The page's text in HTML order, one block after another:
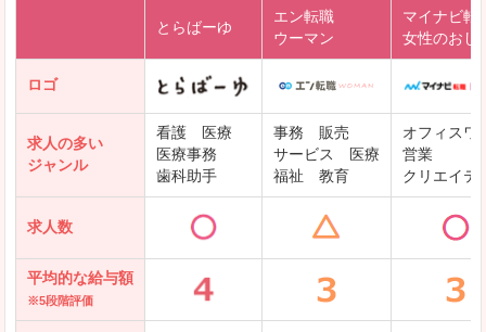
とらばーゆ
エン転職
ウーマン
マイナビ転
女性のおし
ロゴ
求人の多い
ジャンル
看護 医療
医療事務
歯科助手
事務 販売
サービス 医療
福祉 教育
オフィスワ
営業
クリエイテ
求人数
平均的な給与額
※5段階評価